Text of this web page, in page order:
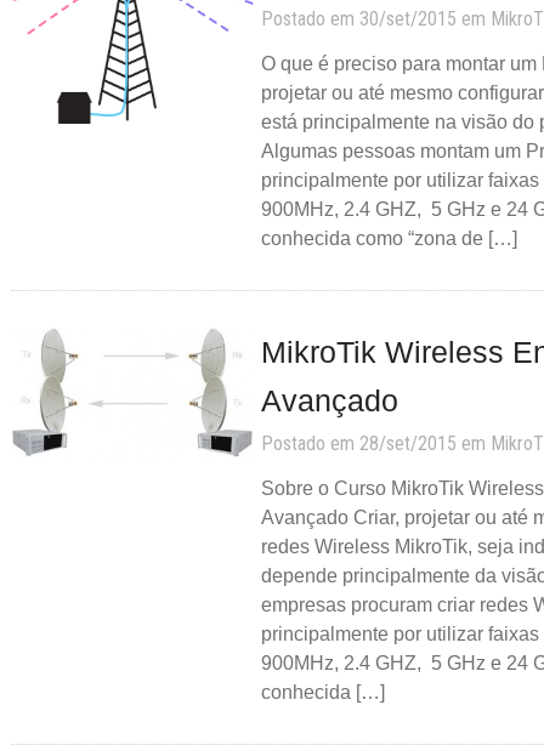
Postado em 30/set/2015 em
O que é preciso para montar
projetar ou até mesmo
está principalmente na visão do
Algumas pessoas montam um
principalmente por utilizar
900MHz, 2.4 GHZ, 5 GHz e 24
conhecida como “zona de […]
MikroTik Wireless
Avançado
Postado em 28/set/2015 em
Sobre o Curso MikroTik
Avançado Criar, projetar ou até
redes Wireless MikroTik, seja
depende principalmente da
empresas procuram criar redes
principalmente por utilizar
900MHz, 2.4 GHZ, 5 GHz e 24
conhecida […]